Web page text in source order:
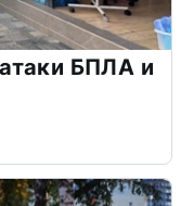
БПЛА и